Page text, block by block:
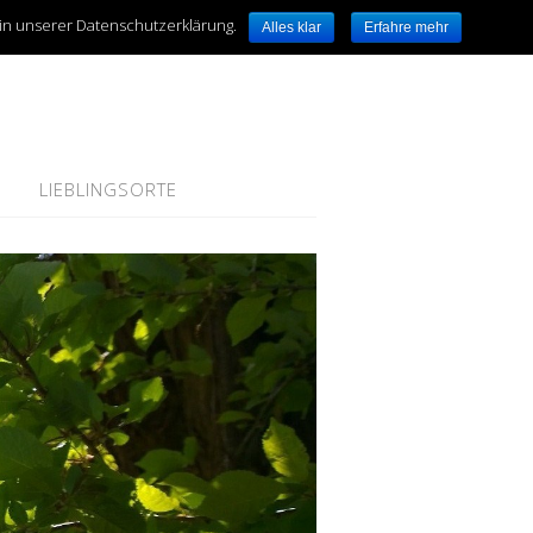
LIEBLINGSORTE
unserer Datenschutzerklärung. Alles klar Erfahre mehr